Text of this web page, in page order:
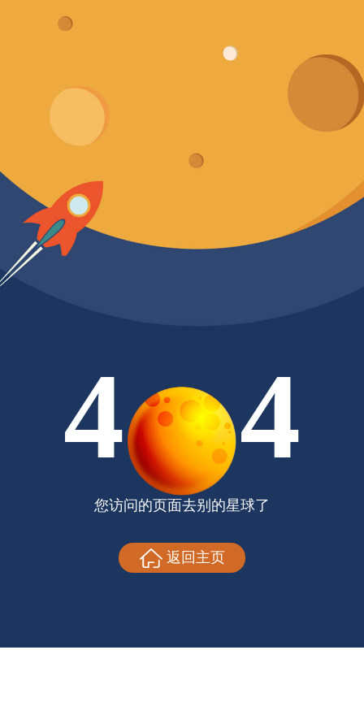
4 4
您访问的页面去别的星球了
返回主页